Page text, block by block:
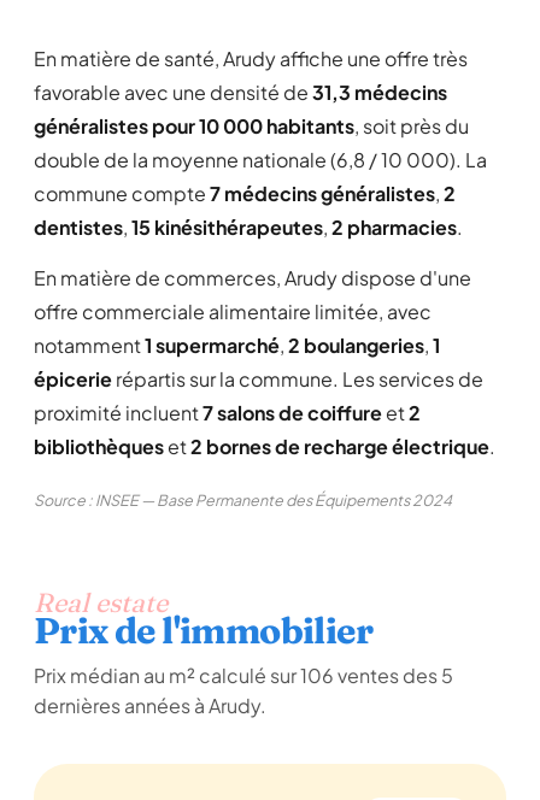
En matière de santé, Arudy affiche une offre très
favorable avec une densité de31,3 médecins
généralistes pour 10 000 habitants, soit près du
double de la moyenne nationale (6,8 / 10 000). La
commune compte7 médecins généralistes,2
dentistes,15 kinésithérapeutes,2 pharmacies.
En matière de commerces, Arudy dispose d'une
offre commerciale alimentaire limitée, avec
notamment1 supermarché,2 boulangeries,1
épicerierépartis sur la commune. Les services de
proximité incluent7 salons de coiffureet2
bibliothèqueset2 bornes de recharge électrique.
Source : INSEE — Base Permanente des Équipements 2024
Real estate
Prix de l'immobilier
Prix médian au m² calculé sur 106 ventes des 5
dernières années à Arudy.